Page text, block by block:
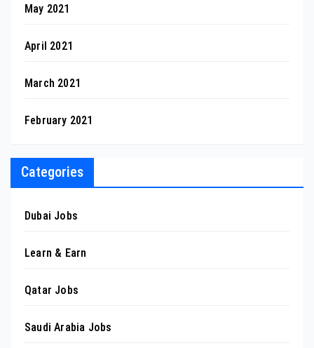
May 2021
April 2021
March 2021
February 2021
Categories
Dubai Jobs
Learn & Earn
Qatar Jobs
Saudi Arabia Jobs